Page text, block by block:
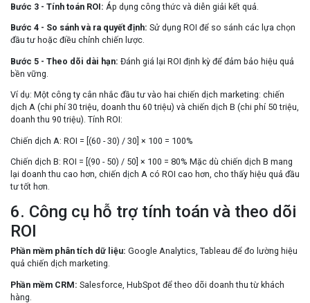
Bước 3 - Tính toán ROI: Áp dụng công thức và diễn giải kết quả.
Bước 4 - So sánh và ra quyết định: Sử dụng ROI để so sánh các lựa chọn
đầu tư hoặc điều chỉnh chiến lược.
Bước 5 - Theo dõi dài hạn: Đánh giá lại ROI định kỳ để đảm bảo hiệu quả
bền vững.
Ví dụ: Một công ty cân nhắc đầu tư vào hai chiến dịch marketing: chiến
dịch A (chi phí 30 triệu, doanh thu 60 triệu) và chiến dịch B (chi phí 50 triệu,
doanh thu 90 triệu). Tính ROI:
Chiến dịch A: ROI = [(60 - 30) / 30] × 100 = 100%
Chiến dịch B: ROI = [(90 - 50) / 50] × 100 = 80% Mặc dù chiến dịch B mang
lại doanh thu cao hơn, chiến dịch A có ROI cao hơn, cho thấy hiệu quả đầu
tư tốt hơn.
6. Công cụ hỗ trợ tính toán và theo dõi
ROI
Phần mềm phân tích dữ liệu: Google Analytics, Tableau để đo lường hiệu
quả chiến dịch marketing.
Phần mềm CRM: Salesforce, HubSpot để theo dõi doanh thu từ khách
hàng.